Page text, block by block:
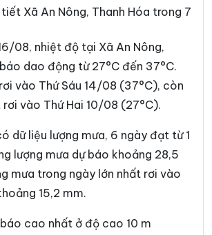
Xã Cẩm Tú
Xã Điền Lư
Xã Định Hòa
Xã Đồng Lương
Xã Đồng Tiến
Xã Hà Long
Xã Hậu Lộc
Xã Hồ Vương
Xã An Nông, Thanh Hóa trong 7
08, nhiệt độ tại Xã An Nông,
dao động từ 27°C đến 37°C.
vào Thứ Sáu 14/08 (37°C), còn
vào Thứ Hai 10/08 (27°C).
dữ liệu lượng mưa, 6 ngày đạt từ 1
lượng mưa dự báo khoảng 28,5
mưa trong ngày lớn nhất rơi vào
15,2 mm.
cao nhất ở độ cao 10 m